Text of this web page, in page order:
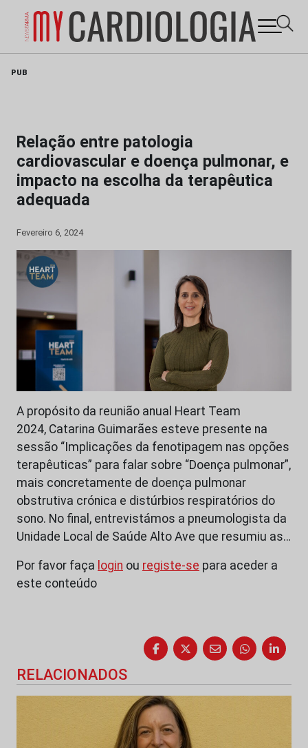
PUB
Relação entre patologia
cardiovascular e doença pulmonar, e
impacto na escolha da terapêutica
adequada
Fevereiro 6, 2024
A propósito da reunião anual Heart Team
2024, Catarina Guimarães esteve presente na
sessão “Implicações da fenotipagem nas opções
terapêuticas” para falar sobre “Doença pulmonar”,
mais concretamente de doença pulmonar
obstrutiva crónica e distúrbios respiratórios do
sono. No final, entrevistámos a pneumologista da
Unidade Local de Saúde Alto Ave que resumiu as…
Por favor faça login ou registe-se para aceder a
este conteúdo
RELACIONADOS